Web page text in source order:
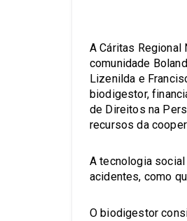
A Cáritas Regional
comunidade
Lizenilda e
biodigestor,
de Direitos na
recursos da
A tecnologia
acidentes, como
O biodigestor